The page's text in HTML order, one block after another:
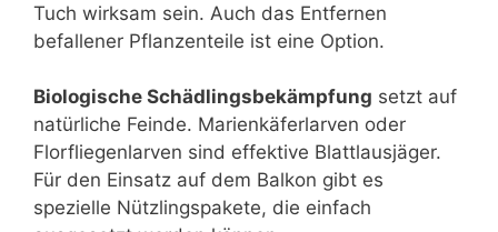
Tuch wirksam sein. Auch das Entfernen
befallener Pflanzenteile ist eine Option.
Biologische Schädlingsbekämpfung setzt auf
natürliche Feinde. Marienkäferlarven oder
Florfliegenlarven sind effektive Blattlausjäger.
Für den Einsatz auf dem Balkon gibt es
spezielle Nützlingspakete, die einfach